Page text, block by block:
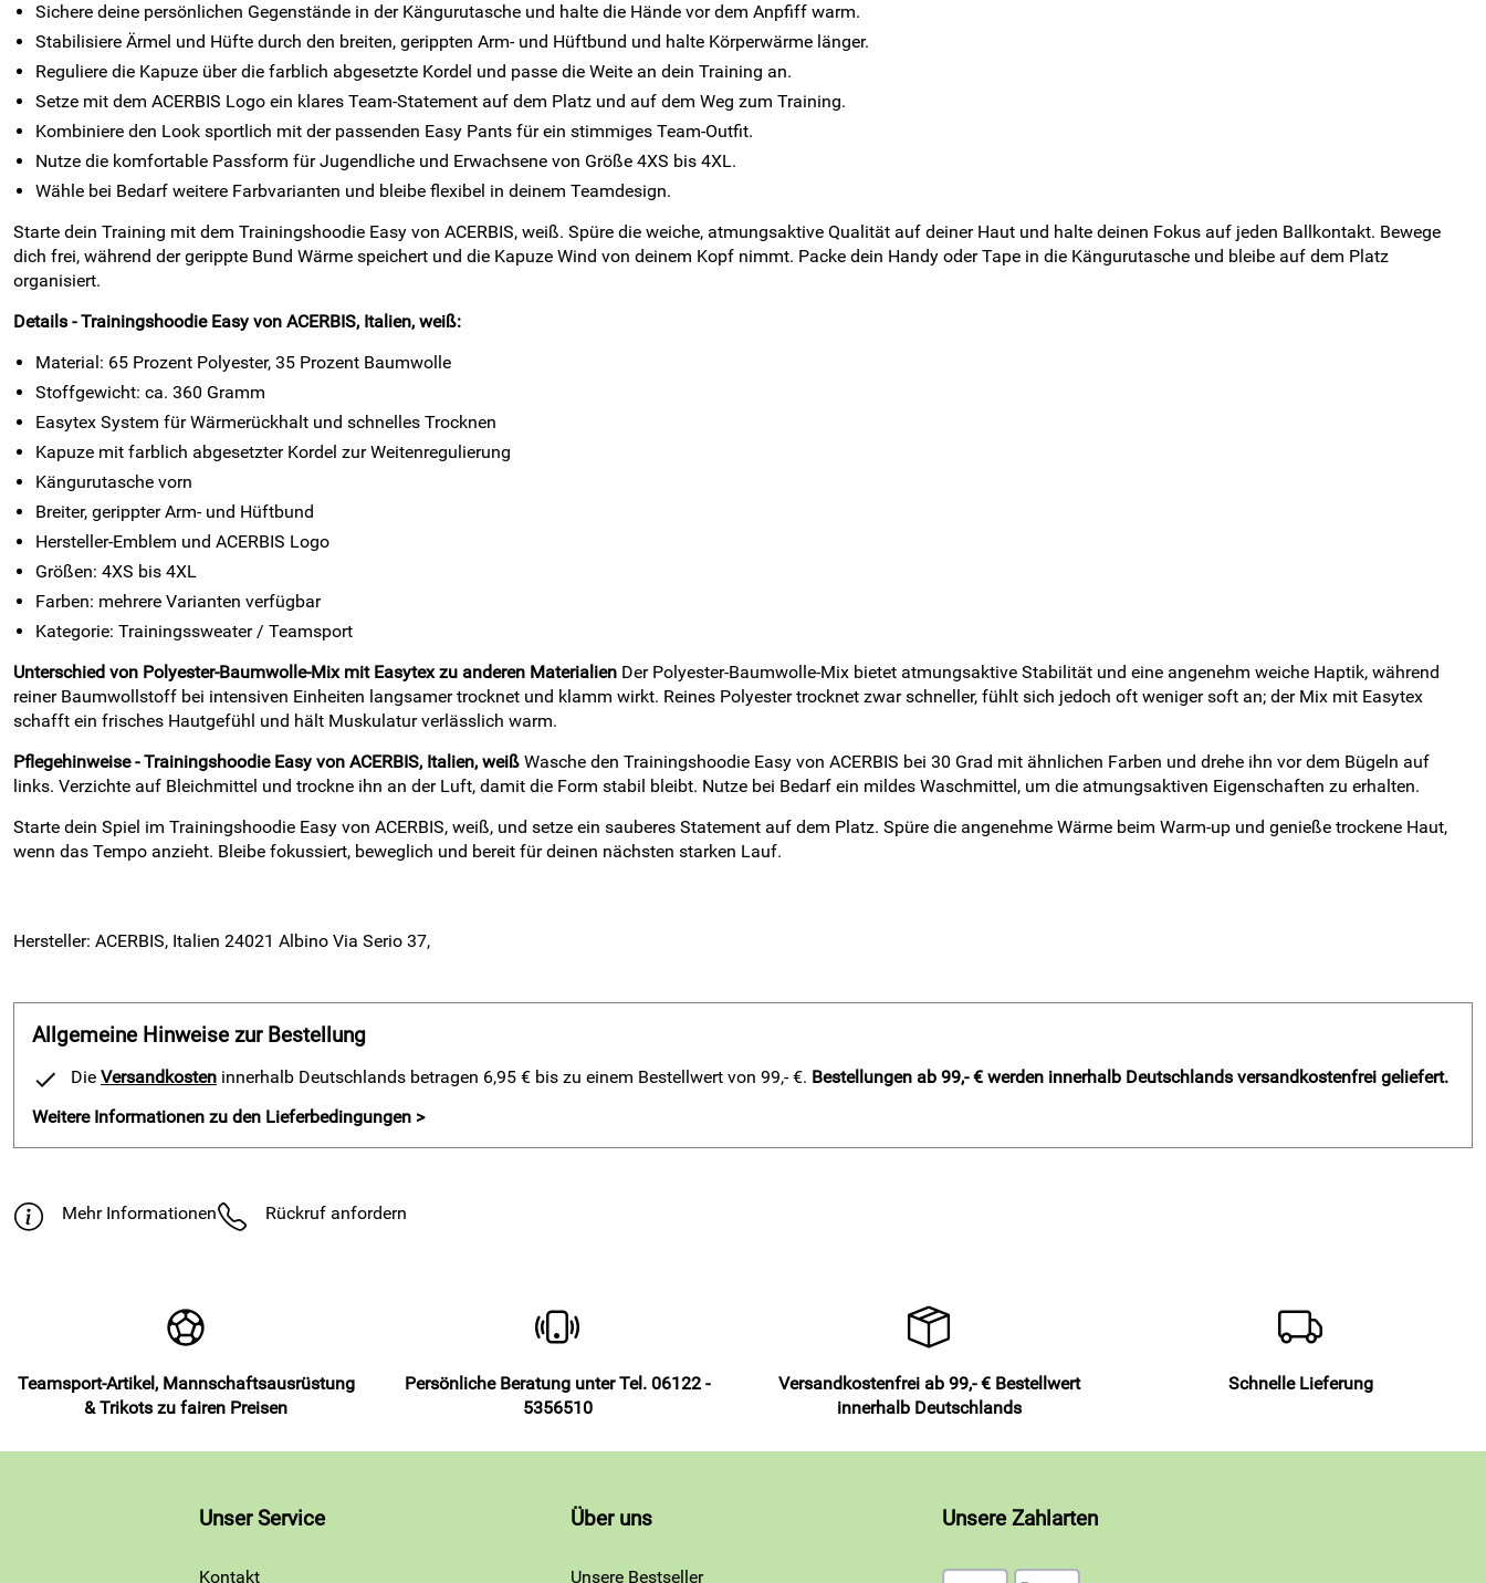
Sichere deine persönlichen Gegenstände in der Kängurutasche und halte die Hände vor dem Anpfiff warm.
Stabilisiere Ärmel und Hüfte durch den breiten, gerippten Arm- und Hüftbund und halte Körperwärme länger.
Reguliere die Kapuze über die farblich abgesetzte Kordel und passe die Weite an dein Training an.
Setze mit dem ACERBIS Logo ein klares Team-Statement auf dem Platz und auf dem Weg zum Training.
Kombiniere den Look sportlich mit der passenden Easy Pants für ein stimmiges Team-Outfit.
Nutze die komfortable Passform für Jugendliche und Erwachsene von Größe 4XS bis 4XL.
Wähle bei Bedarf weitere Farbvarianten und bleibe flexibel in deinem Teamdesign.
Starte dein Training mit dem Trainingshoodie Easy von ACERBIS, weiß. Spüre die weiche, atmungsaktive Qualität auf deiner Haut und halte deinen Fokus auf jeden Ballkontakt. Bewege
dich frei, während der gerippte Bund Wärme speichert und die Kapuze Wind von deinem Kopf nimmt. Packe dein Handy oder Tape in die Kängurutasche und bleibe auf dem Platz
organisiert.
Details - Trainingshoodie Easy von ACERBIS, Italien, weiß:
Material: 65 Prozent Polyester, 35 Prozent Baumwolle
Stoffgewicht: ca. 360 Gramm
Easytex System für Wärmerückhalt und schnelles Trocknen
Kapuze mit farblich abgesetzter Kordel zur Weitenregulierung
Kängurutasche vorn
Breiter, gerippter Arm- und Hüftbund
Hersteller-Emblem und ACERBIS Logo
Größen: 4XS bis 4XL
Farben: mehrere Varianten verfügbar
Kategorie: Trainingssweater / Teamsport
Unterschied von Polyester-Baumwolle-Mix mit Easytex zu anderen Materialien Der Polyester-Baumwolle-Mix bietet atmungsaktive Stabilität und eine angenehm weiche Haptik, während
reiner Baumwollstoff bei intensiven Einheiten langsamer trocknet und klamm wirkt. Reines Polyester trocknet zwar schneller, fühlt sich jedoch oft weniger soft an; der Mix mit Easytex
schafft ein frisches Hautgefühl und hält Muskulatur verlässlich warm.
Pflegehinweise - Trainingshoodie Easy von ACERBIS, Italien, weiß Wasche den Trainingshoodie Easy von ACERBIS bei 30 Grad mit ähnlichen Farben und drehe ihn vor dem Bügeln auf
links. Verzichte auf Bleichmittel und trockne ihn an der Luft, damit die Form stabil bleibt. Nutze bei Bedarf ein mildes Waschmittel, um die atmungsaktiven Eigenschaften zu erhalten.
Starte dein Spiel im Trainingshoodie Easy von ACERBIS, weiß, und setze ein sauberes Statement auf dem Platz. Spüre die angenehme Wärme beim Warm-up und genieße trockene Haut,
wenn das Tempo anzieht. Bleibe fokussiert, beweglich und bereit für deinen nächsten starken Lauf.
Hersteller: ACERBIS, Italien 24021 Albino Via Serio 37,
Allgemeine Hinweise zur Bestellung
Die Versandkosten innerhalb Deutschlands betragen 6,95 € bis zu einem Bestellwert von 99,- €. Bestellungen ab 99,- € werden innerhalb Deutschlands versandkostenfrei geliefert.
Weitere Informationen zu den Lieferbedingungen >
Mehr Informationen Rückruf anfordern
Teamsport-Artikel, Mannschaftsausrüstung
& Trikots zu fairen Preisen
Persönliche Beratung unter Tel. 06122 -
5356510
Versandkostenfrei ab 99,- € Bestellwert
innerhalb Deutschlands
Schnelle Lieferung
Unser Service
Kontakt
Über uns
Unsere Bestseller
Unsere Zahlarten